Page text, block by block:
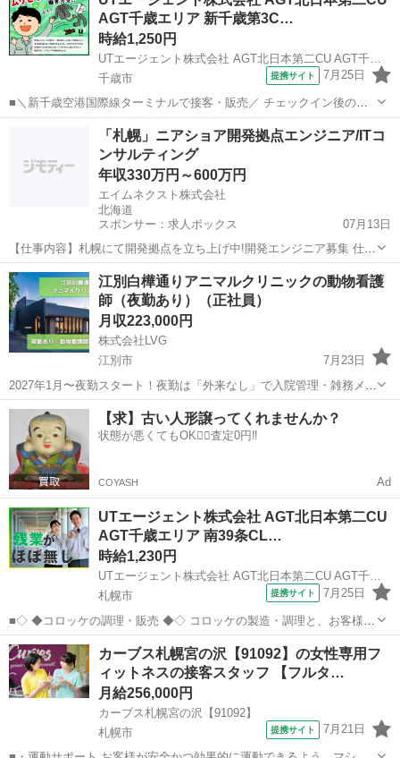
♪...
AGT千歳エリア 新千歳第3C…
時給1,250円
UTエージェント株式会社 AGT北日本第二CU AGT千歳エリア 新千歳第3CL《ABSP1-PC》
千歳市
提携サイト 7月25日
■＼新千歳空港国際線ターミナルで接客・販売／ チェックイン後のエ
リアにある免税店でのお仕事です。 店舗は国際線内に北と南の2カ所
その他
「札幌」ニアショア開発拠点エンジニア/ITコ
ンサルティング
年収330万円～600万円
エイムネクスト株式会社
北海道
スポンサー：求人ボックス
07月13日
【仕事内容】札幌にて開発拠点を立ち上げ中!開発エンジニア募集 仕事
内容: 製造業やサービス業における、業務システムおよび組込ソフトの
設計や開発を行います。 ・Webアプリケーションの開発保守 ・デスク
トップアプリケーションの開発保...
正社員
江別白樺通りアニマルクリニックの動物看護
師（夜勤あり）（正社員）
月収223,000円
株式会社LVG
江別市
7月23日
2027年1月〜夜勤スタート！夜勤は「外来なし」で入院管理・雑務メイ
ン。 CT完備＆外科専門医在籍の高度な環境で、夜勤手当（1回5,000円
＋深夜割増）もしっかり支給！ 江別白樺通りアニマルクリニックに
て、愛玩動物看...
北海道 江別市 その他 動物
【求】古い人形譲ってくれませんか？
状態が悪くてもOK🙆‍♀️査定0円‼️
COYASH Ad
UTエージェント株式会社 AGT北日本第二CU
AGT千歳エリア 南39条CL…
時給1,230円
UTエージェント株式会社 AGT北日本第二CU AGT千歳エリア 南39条CL 《Acta1C》
札幌市
提携サイト 7月25日
■◇ ◆コロッケの調理・販売 ◆◇ コロッケの製造・調理と、お客様へ
の接客・販売業務をお任せします！ ＜具体的には…＞ ◆コロッケのパ
ン粉付け ◆コロッケの揚げ ◆お客様への接客対応 ◆商品陳列 ◆レジ
操作 ...
北海道 札幌市 その他
カーブス札幌宮の沢【91092】の女性専用フ
ィットネスの接客スタッフ 【フルタ…
月給256,000円
カーブス札幌宮の沢【91092】
札幌市
提携サイト 7月21日